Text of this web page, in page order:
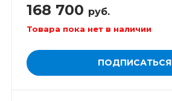
168 700 руб.
Товара пока нет в наличии
ПОДПИСАТЬСЯ